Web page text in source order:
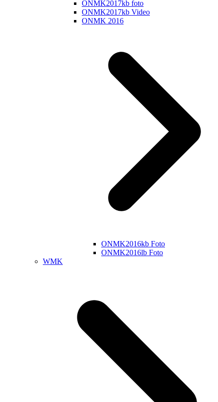
ONMK2017kb foto
ONMK2017kb Video
ONMK 2016
ONMK2016kb Foto
ONMK2016lb Foto
WMK